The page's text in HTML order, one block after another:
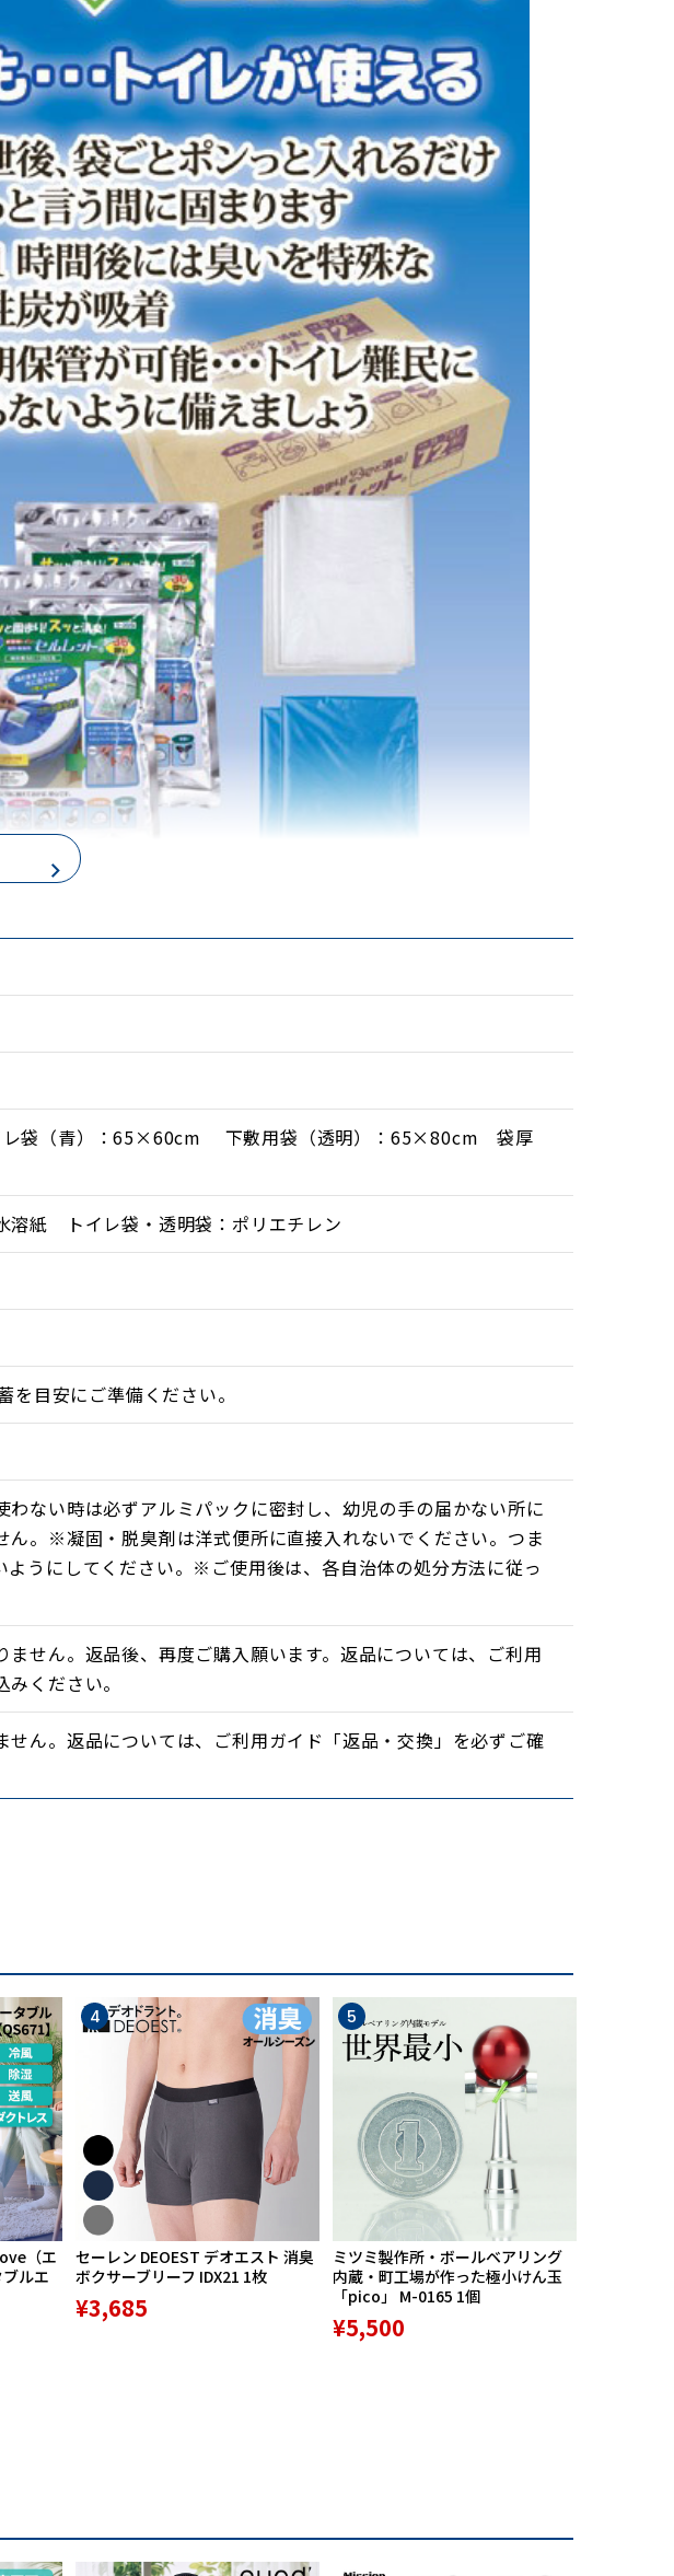
ブ途中でトイレが近くにない場合の必需品、汚物の凝固脱臭剤「セ
尿）に反応して自然に溶けますので手間が要りません。
ポリマーが尿をゲル状にしてくれますので、うっかりこぼすこと
ともありません。
袋（青）：65×60cm 下敷用袋（透明）：65×80cm 袋厚
紙 トイレ袋・透明袋：ポリエチレン
目安にご準備ください。
ない時は必ずアルミパックに密封し、幼児の手の届かない所に
。※凝固・脱臭剤は洋式便所に直接入れないでください。つま
うにしてください。※ご使用後は、各自治体の処分方法に従っ
せん。返品後、再度ご購入願います。返品については、ご利用
ください。
ん。返品については、ご利用ガイド「返品・交換」を必ずご確
（エ
ルエ
4
セーレン DEOEST デオエスト 消臭
ボクサーブリーフ IDX21 1枚
¥3,685
5
ミツミ製作所・ボールベアリング
内蔵・町工場が作った極小けん玉
「pico」 M-0165 1個
¥5,500